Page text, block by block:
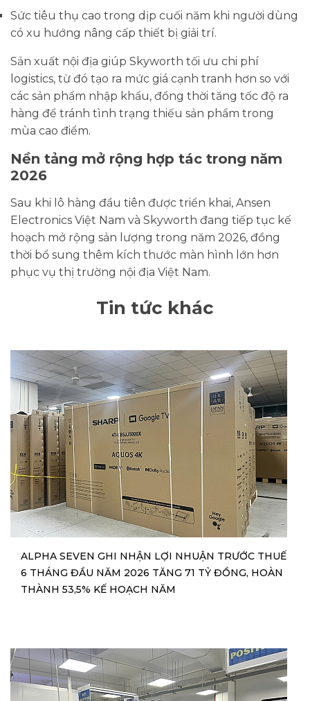
Sức tiêu thụ cao trong dịp cuối năm khi người dùng
có xu hướng nâng cấp thiết bị giải trí.
Sản xuất nội địa giúp Skyworth tối ưu chi phí
logistics, từ đó tạo ra mức giá cạnh tranh hơn so với
các sản phẩm nhập khẩu, đồng thời tăng tốc độ ra
hàng để tránh tình trạng thiếu sản phẩm trong
mùa cao điểm.
Nền tảng mở rộng hợp tác trong năm
2026
Sau khi lô hàng đầu tiên được triển khai, Ansen
Electronics Việt Nam và Skyworth đang tiếp tục kế
hoạch mở rộng sản lượng trong năm 2026, đồng
thời bổ sung thêm kích thước màn hình lớn hơn
phục vụ thị trường nội địa Việt Nam.
Tin tức khác
ALPHA SEVEN GHI NHẬN LỢI NHUẬN TRƯỚC THUẾ
6 THÁNG ĐẦU NĂM 2026 TĂNG 71 TỶ ĐỒNG, HOÀN
THÀNH 53,5% KẾ HOẠCH NĂM